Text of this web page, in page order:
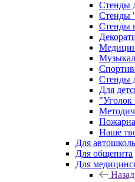
Стенды
Стенды
Стенды
Стенды
Для
Наше
Для
Для общепита
Для
Назад